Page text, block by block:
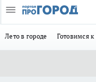
Лето в городе Готовимся